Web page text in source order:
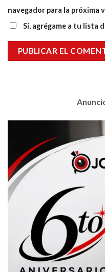
navegador para la próxima
Sí, agrégame a tu lista